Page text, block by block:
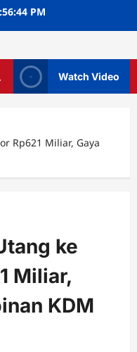
PM
Watch Video
Rp621 Miliar, Gaya
ke
Miliar,
KDM